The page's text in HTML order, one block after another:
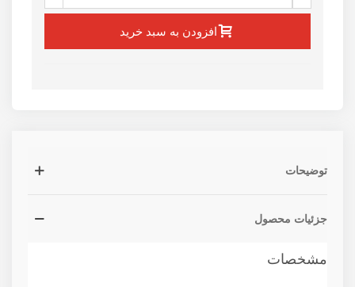
افزودن به سبد خرید
توضیحات
جزئیات محصول
مشخصات